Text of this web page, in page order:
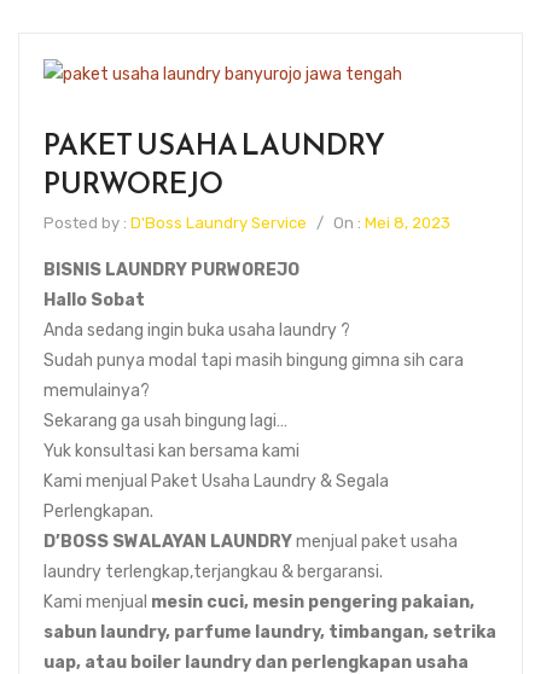
PAKET USAHA LAUNDRY
PURWOREJO
Posted by : D'Boss Laundry Service / On : Mei 8, 2023
BISNIS LAUNDRY PURWOREJO
Hallo Sobat
Anda sedang ingin buka usaha laundry ?
Sudah punya modal tapi masih bingung gimna sih cara
memulainya?
Sekarang ga usah bingung lagi…
Yuk konsultasi kan bersama kami
Kami menjual Paket Usaha Laundry & Segala
Perlengkapan.
D’BOSS SWALAYAN LAUNDRYmenjual paket usaha
laundry terlengkap,terjangkau & bergaransi.
Kami menjual mesin cuci, mesin pengering pakaian,
sabun laundry, parfume laundry, timbangan, setrika
uap, atau boiler laundry dan perlengkapan usaha